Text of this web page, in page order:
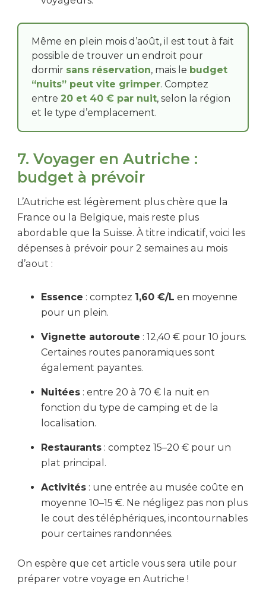
Même en plein mois d’août, il est tout à fait
possible de trouver un endroit pour
dormir sans réservation, mais le budget
“nuits” peut vite grimper. Comptez
entre 20 et 40 € par nuit, selon la région
et le type d’emplacement.
7. Voyager en Autriche :
budget à prévoir
L’Autriche est légèrement plus chère que la
France ou la Belgique, mais reste plus
abordable que la Suisse. À titre indicatif, voici les
dépenses à prévoir pour 2 semaines au mois
d’aout :
Essence : comptez 1,60 €/L en moyenne
pour un plein.
Vignette autoroute : 12,40 € pour 10 jours.
Certaines routes panoramiques sont
également payantes.
Nuitées : entre 20 à 70 € la nuit en
fonction du type de camping et de la
localisation.
Restaurants : comptez 15–20 € pour un
plat principal.
Activités : une entrée au musée coûte en
moyenne 10–15 €. Ne négligez pas non plus
le cout des téléphériques, incontournables
pour certaines randonnées.
On espère que cet article vous sera utile pour
préparer votre voyage en Autriche !